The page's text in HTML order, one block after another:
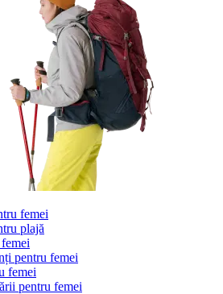
femei
plajă
pentru femei
femei
pentru femei